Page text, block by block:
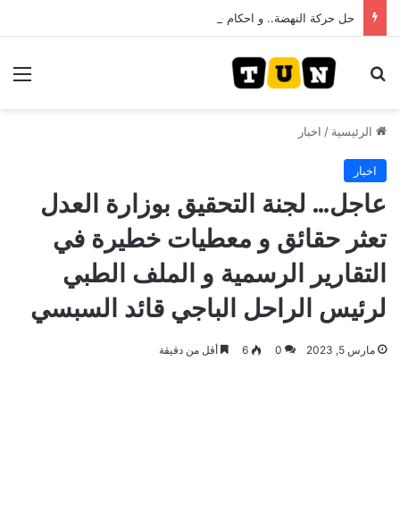
بحث عن
الرئيسية / اخبار
اخبار
عاجل… لجنة التحقيق بوزارة العدل
تعثر حقائق و معطيات خطيرة في
التقارير الرسمية و الملف الطبي
لرئيس الراحل الباجي قائد السبسي
مارس 5, 2023 0
6 أقل من دقيقة